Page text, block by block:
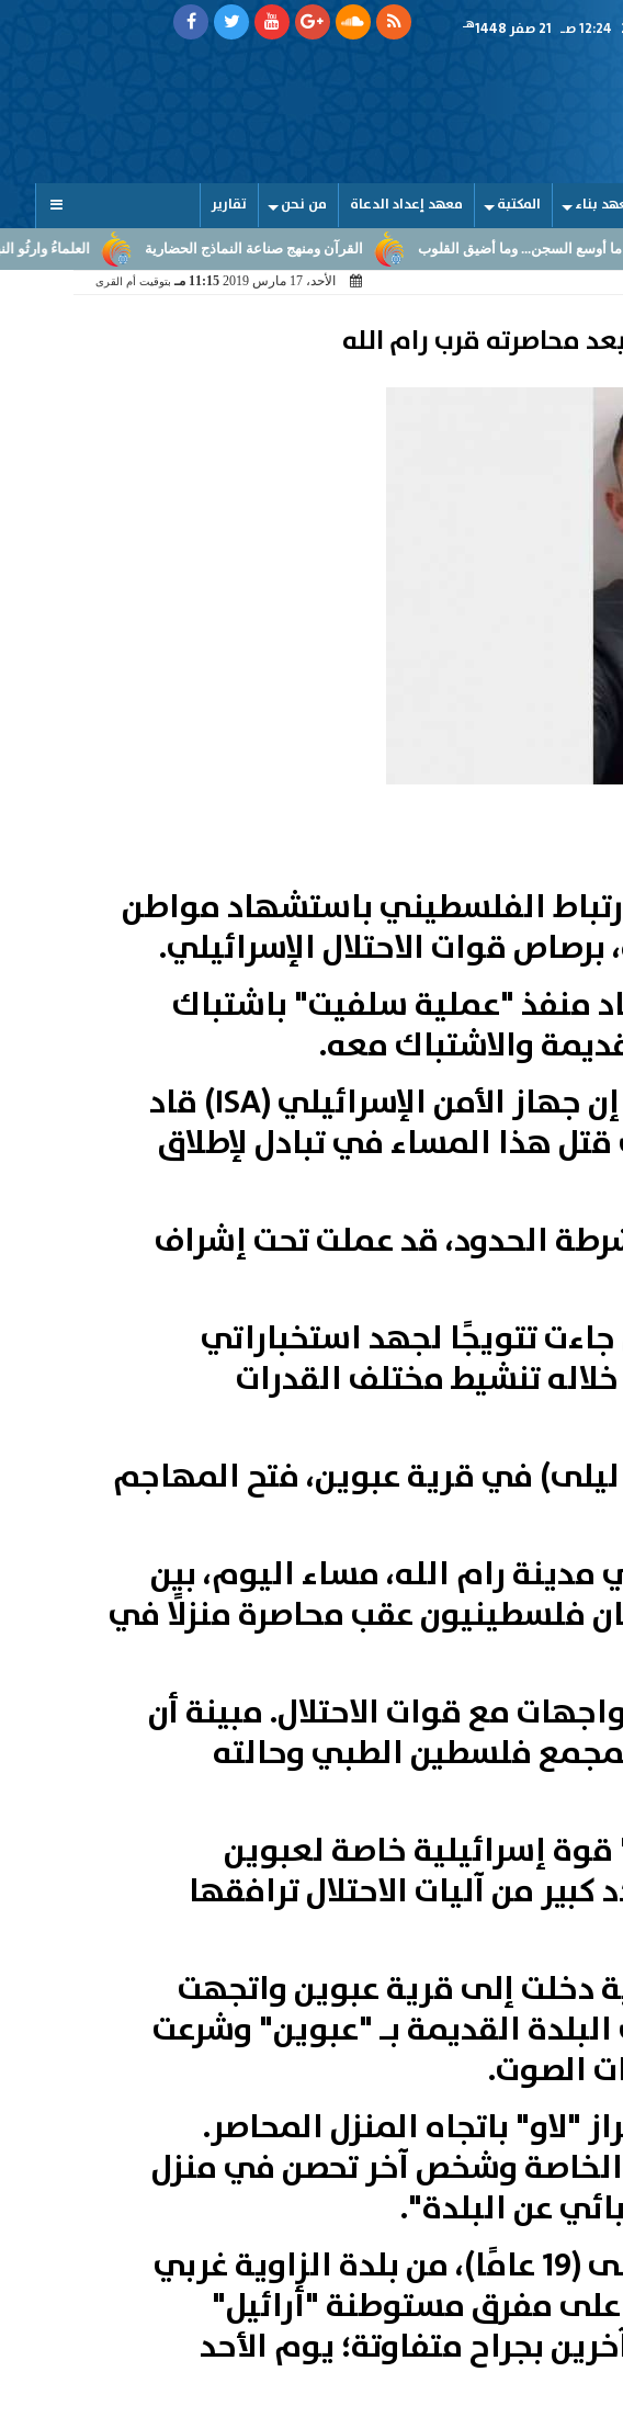
12:24 صـ هـ
بناء المكتبة معهد إعداد الدعاة من نحن تقارير
العلماءُ وارثُو النبوّة: من بلاغ القرآن ومنهج صناعة النماذج الحضارية القلوب
الأحد، 17 مارس 2019 11:15 مـ بتوقيت أم القرى
محاصرته قرب رام الله
الفلسطيني باستشهاد مواطن
قوات الاحتلال الإسرائيلي.
منفذ "عملية سلفيت" باشتباك
والاشتباك معه.
وقالت وحدة "حرس الحدود"، في بيان لها مساء اليوم، إن جهاز الأمن الإسرائيلي (ISA) قاد
هذا المساء في تبادل لإطلاق
الحدود، قد عملت تحت إشراف
تتويجًا لجهد استخباراتي
تنشيط مختلف القدرات
في قرية عبوين، فتح المهاجم
رام الله، مساء اليوم، بين
فلسطينيون عقب محاصرة منزلًا في
مع قوات الاحتلال. مبينة أن
فلسطين الطبي وحالته
إسرائيلية خاصة لعبوين
من آليات الاحتلال ترافقها
دخلت إلى قرية عبوين واتجهت
القديمة بـ "عبوين" وشرعت
الصوت.
"لاو" باتجاه المنزل المحاصر.
الخاصة وشخص آخر تحصن في منزل
عن البلدة".
وكانت قوات الاحتلال، قد اتهمت الشاب عمر أمين أبو ليلى (19 عامًا)، من بلدة الزاوية غربي
مفرق مستوطنة "أرائيل"
بجراح متفاوتة؛ يوم الأحد